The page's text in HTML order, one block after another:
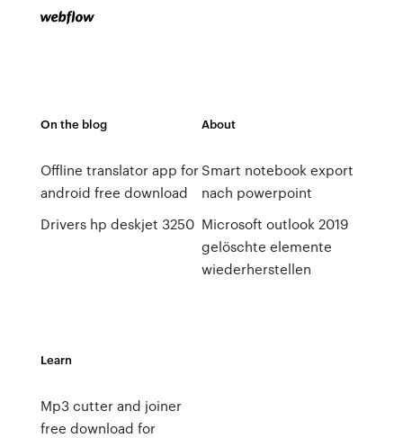
On the blog
Offline translator app for
android free download
Drivers hp deskjet 3250
About
Smart notebook export
nach powerpoint
Microsoft outlook 2019
gelöschte elemente
wiederherstellen
Learn
Mp3 cutter and joiner
free download for